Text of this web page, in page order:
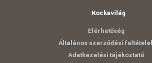
Kockavilág
Elérhetőség
Általános szerződési
Adatkezelési tájékoztató